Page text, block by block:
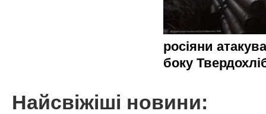
росіяни
боку
Найсвіжіші новини: